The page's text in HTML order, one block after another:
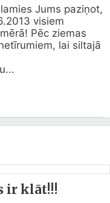
Jums paziņot,
visiem
Pēc ziemas
lai siltajā
ir klāt!!!